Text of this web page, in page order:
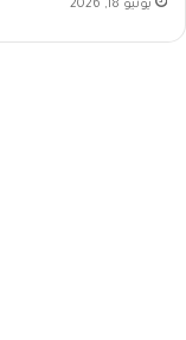
يونيو 18, 2026